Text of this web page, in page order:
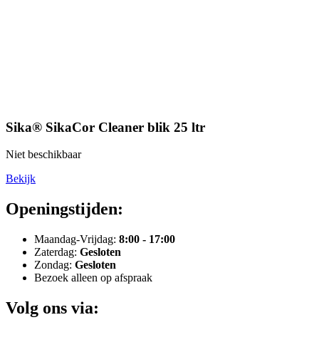
Sika® SikaCor Cleaner blik 25 ltr
Niet beschikbaar
Bekijk
Openingstijden:
Maandag-Vrijdag: 8:00 - 17:00
Zaterdag: Gesloten
Zondag: Gesloten
Bezoek alleen op afspraak
Volg ons via: